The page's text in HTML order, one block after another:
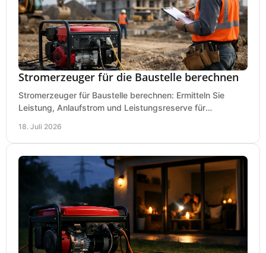
Stromerzeuger für die Baustelle berechnen
Stromerzeuger für Baustelle berechnen: Ermitteln Sie
Leistung, Anlaufstrom und Leistungsreserve für
18. Juli 2026